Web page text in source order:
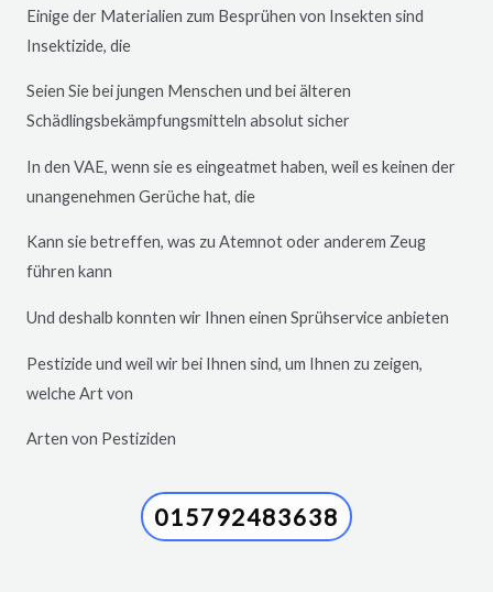
Einige der Materialien zum Besprühen von Insekten sind
Insektizide, die
Seien Sie bei jungen Menschen und bei älteren
Schädlingsbekämpfungsmitteln absolut sicher
In den VAE, wenn sie es eingeatmet haben, weil es keinen der
unangenehmen Gerüche hat, die
Kann sie betreffen, was zu Atemnot oder anderem Zeug
führen kann
Und deshalb konnten wir Ihnen einen Sprühservice anbieten
Pestizide und weil wir bei Ihnen sind, um Ihnen zu zeigen,
welche Art von
Arten von Pestiziden
015792483638